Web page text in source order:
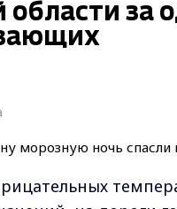
области за